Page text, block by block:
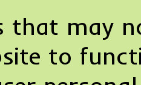
that may
to